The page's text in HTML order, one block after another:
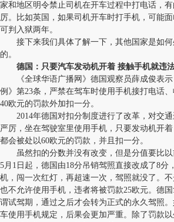
家和地区明令禁止司机在开车过程中打电话，
厉。比如英国，如果司机开车时打手机，可能
可判入狱两年。
接下来我们具体了解一下，其他国家是如何
的。
德国：只要汽车发动机开着 接触手机就违
《全球华语广播网》德国观察员薛成俊表示
例》第23条，严禁在驾车时使用手机接打电话
40欧元的罚款外加扣一分。
2014年德国对扣分制度进行了改革，对交通
严厉，坐在驾驶室里使用手机，只要发动机开
都会被处以60欧元的罚款，并且扣一分。
虽然扣的分数并没有改变，但是分值要比以
5月1日起，德国由18分吊销驾照直接改成了8分
机，闯一次红灯，再超速一次，驾照就没了。
也不允许使用手机，违者将被罚款25欧元。德
谓试驾期，通过之后才会转为正式的永久驾照
车使用手机规定，后果会更加严重。除了罚款